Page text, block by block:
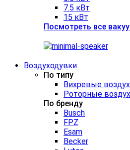
7.5 кВт
15 кВт
Посмотреть все
Воздуходувки
По типу
Вихревые
Роторные
По бренду
Busch
FPZ
Esam
Becker